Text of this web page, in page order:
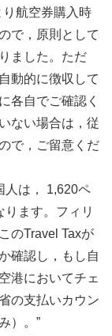
航空券購入時
で，原則として
ました。ただ
動的に徴収して
各自でご確認く
ない場合は，従
で，ご留意くだ
人は， 1,620ペ
ります。フィリ
のTravel Taxが
確認し，もし自
港においてチェ
の支払いカウン
）。”